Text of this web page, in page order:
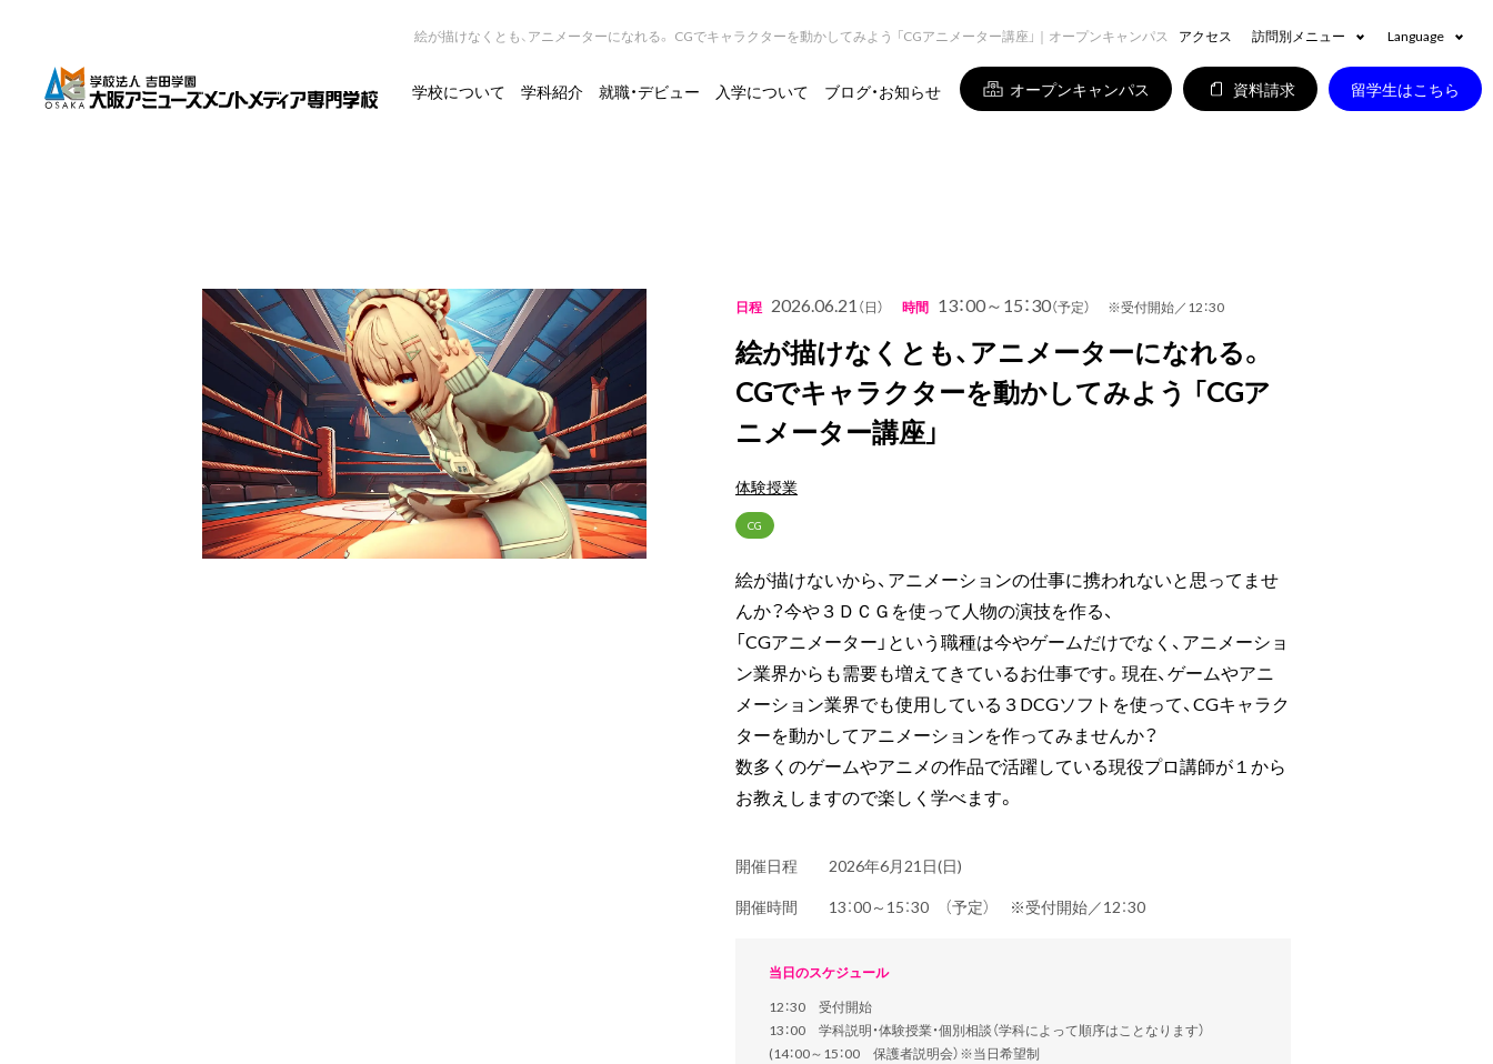
アクセス 訪問別メニュー Language
学校について 学科紹介 就職・デビュー 入学について ブログ・お知らせ オープンキャンパス 資料請求 留学生はこちら
絵が描けなくとも、アニメーターになれる。 CGでキャラクターを動かしてみよう 「CGアニメーター講座」｜オープンキャンパス
日程 2026.06.21（日） 時間 13：00～15：30（予定） ※受付開始／12：30
絵が描けなくとも、アニメーターになれる。
CGでキャラクターを動かしてみよう 「CGア
ニメーター講座」
体験授業
CG
絵が描けないから、アニメーションの仕事に携われないと思ってませ
んか？今や３ＤＣＧを使って人物の演技を作る、
「CGアニメーター」という職種は今やゲームだけでなく、アニメーショ
ン業界からも需要も増えてきているお仕事です。現在、ゲームやアニ
メーション業界でも使用している３DCGソフトを使って、CGキャラク
ターを動かしてアニメーションを作ってみませんか？
数多くのゲームやアニメの作品で活躍している現役プロ講師が１から
お教えしますので楽しく学べます。
開催日程
2026年6月21日(日)
開催時間
13：00～15：30 （予定） ※受付開始／12：30
当日のスケジュール
12：30 受付開始
13：00 学科説明・体験授業・個別相談（学科によって順序はことなります）
(14：00～15：00 保護者説明会）※当日希望制